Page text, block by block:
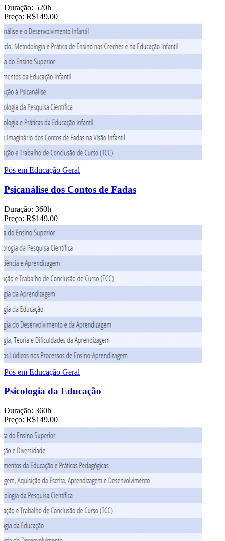
Duração: 520h
Preço: R$149,00
Pós em Educação Geral
Psicanálise dos Contos de Fadas
Duração: 360h
Preço: R$149,00
Pós em Educação Geral
Psicologia da Educação
Duração: 360h
Preço: R$149,00